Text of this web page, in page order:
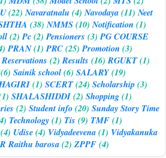
(22) Navaratnalu (4) Navodaya(11) Neet
(38) NMMS(10) Notification (1)
(2) Pc(2) Pensioners (3) PG COURSE
PRAN(1) PRC(25) Promotion (3)
Reservations (2) Results (16) RGUKT(1)
(6) Sainik school(6) SALARY(19)
(1) SCERT(24) Scholarship(3)
SHALASHIDDI(2) Shopping(1)
(2) Student info(20) Sunday Story Time
Technology(1) Tis (9) TMF(1)
(4) Udise(4) Vidyadeevena(1) Vidyakanuka
Raithu barosa(2) ZPPF(4)